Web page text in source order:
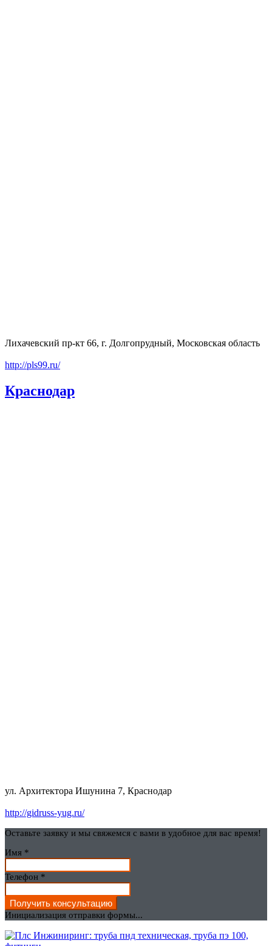
Лихачевский пр-кт 66, г. Долгопрудный, Московская область
http://pls99.ru/
Краснодар
ул. Архитектора Ишунина 7, Краснодар
http://gidruss-yug.ru/
Оставьте заявку и мы свяжемся с вами в удобное для вас время!
Имя *
Телефон *
Получить консультацию
Инициализация отправки формы...